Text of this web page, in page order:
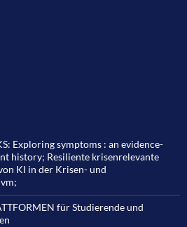
Exploring symptoms : an evidence-
history; Resiliente krisenrelevante
KI in der Krisen- und
für Studierende und